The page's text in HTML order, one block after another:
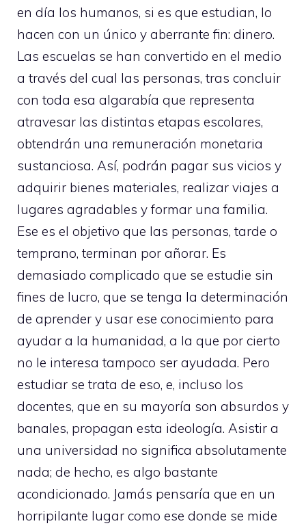
en día los humanos, si es que estudian, lo
hacen con un único y aberrante fin: dinero.
Las escuelas se han convertido en el medio
a través del cual las personas, tras concluir
con toda esa algarabía que representa
atravesar las distintas etapas escolares,
obtendrán una remuneración monetaria
sustanciosa. Así, podrán pagar sus vicios y
adquirir bienes materiales, realizar viajes a
lugares agradables y formar una familia.
Ese es el objetivo que las personas, tarde o
temprano, terminan por añorar. Es
demasiado complicado que se estudie sin
fines de lucro, que se tenga la determinación
de aprender y usar ese conocimiento para
ayudar a la humanidad, a la que por cierto
no le interesa tampoco ser ayudada. Pero
estudiar se trata de eso, e, incluso los
docentes, que en su mayoría son absurdos y
banales, propagan esta ideología. Asistir a
una universidad no significa absolutamente
nada; de hecho, es algo bastante
acondicionado. Jamás pensaría que en un
horripilante lugar como ese donde se mide